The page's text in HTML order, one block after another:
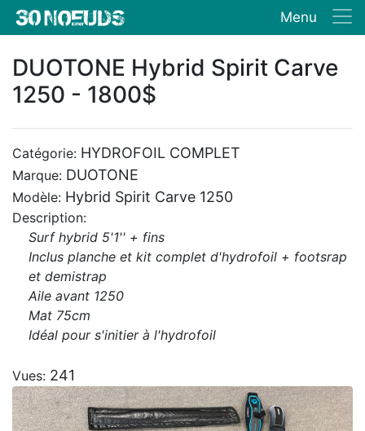
Menu
DUOTONE Hybrid Spirit Carve
1250 - 1800$
Catégorie: HYDROFOIL COMPLET
Marque: DUOTONE
Modèle: Hybrid Spirit Carve 1250
Description:
Surf hybrid 5'1'' + fins
Inclus planche et kit complet d'hydrofoil + footsrap
et demistrap
Aile avant 1250
Mat 75cm
Idéal pour s'initier à l'hydrofoil
Vues: 241